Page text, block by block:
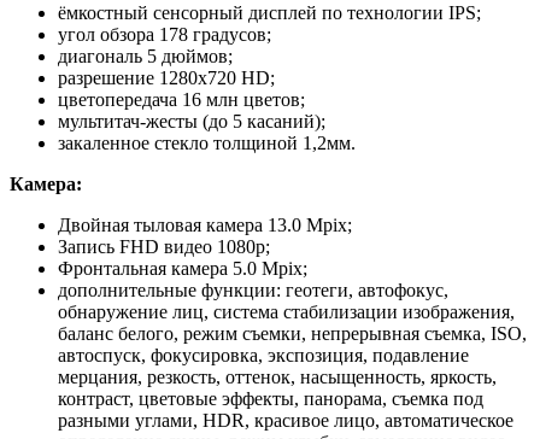
ёмкостный сенсорный дисплей по технологии IPS;
угол обзора 178 градусов;
диагональ 5 дюймов;
разрешение 1280х720 HD;
цветопередача 16 млн цветов;
мультитач-жесты (до 5 касаний);
закаленное стекло толщиной 1,2мм.
Камера:
Двойная тыловая камера 13.0 Mpix;
Запись FHD видео 1080p;
Фронтальная камера 5.0 Mpiх;
дополнительные функции: геотеги, автофокус,
обнаружение лиц, система стабилизации изображения,
баланс белого, режим съемки, непрерывная съемка, ISO,
автоспуск, фокусировка, экспозиция, подавление
мерцания, резкость, оттенок, насыщенность, яркость,
контраст, цветовые эффекты, панорама, съемка под
разными углами, HDR, красивое лицо, автоматическое